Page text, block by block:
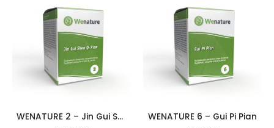
WENATURE 2 – Jin Gui Shen Qi Pian WENATURE 6 – Gui Pi Pian
15,00 €
0,05€
15,00€